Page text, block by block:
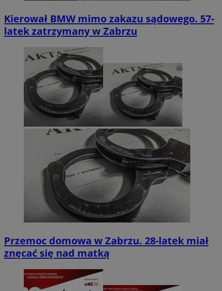
Kierował BMW mimo zakazu sądowego. 57-
latek zatrzymany w Zabrzu
Przemoc domowa w Zabrzu. 28-latek miał
znęcać się nad matką